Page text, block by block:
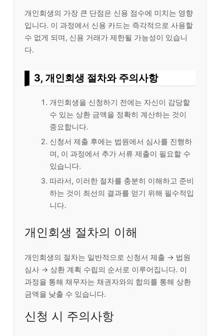
개인회생의 가장 큰 단점은 신용 점수에 미치는 영향
입니다. 이 과정에서 신용 카드는 즉각적으로 사용할
수 없게 되며, 신용 거래가 제한될 가능성이 있습니
다.
3, 개인회생 절차와 주의사항
개인회생을 신청하기 전에는 자신이 감당할
수 있는 상환 금액을 정확히 계산하는 것이
중요합니다.
신청서 제출 후에는 법원에서 심사를 진행하
며, 이 과정에서 추가 서류 제출이 필요할 수
있습니다.
따라서, 이러한 절차를 충분히 이해하고 준비
하는 것이 최선의 결과를 얻기 위해 필수적입
니다.
개인회생 절차의 이해
개인회생의 절차는 일반적으로 신청서 제출 → 법원
심사 → 상환 계획 수립의 순서로 이루어집니다. 이
과정을 통해 채무자는 채권자와의 합의를 통해 상환
금액을 낮출 수 있습니다.
신청 시 주의사항